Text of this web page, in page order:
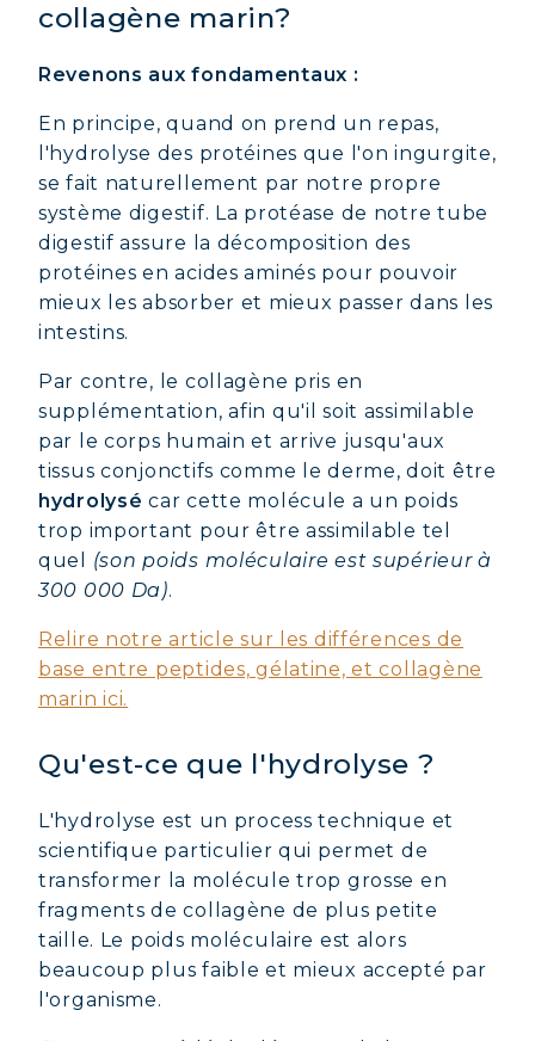
collagène marin?
Revenons aux fondamentaux :
En principe, quand on prend un repas,
l'hydrolyse des protéines que l'on ingurgite,
se fait naturellement par notre propre
système digestif. La protéase de notre tube
digestif assure la décomposition des
protéines en acides aminés pour pouvoir
mieux les absorber et mieux passer dans les
intestins.
Par contre, le collagène pris en
supplémentation, afin qu'il soit assimilable
par le corps humain et arrive jusqu'aux
tissus conjonctifs comme le derme, doit être
hydrolysé car cette molécule a un poids
trop important pour être assimilable tel
quel (son poids moléculaire est supérieur à
300 000 Da).
Relire notre article sur les différences de
base entre peptides, gélatine, et collagène
marin ici.
Qu'est-ce que l'hydrolyse ?
L'hydrolyse est un process technique et
scientifique particulier qui permet de
transformer la molécule trop grosse en
fragments de collagène de plus petite
taille. Le poids moléculaire est alors
beaucoup plus faible et mieux accepté par
l'organisme.